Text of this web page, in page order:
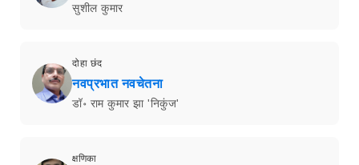
सुशील कुमार
दोहा छंद
नवप्रभात नवचेतना
डॉ॰ राम कुमार झा 'निकुंज'
क्षणिका